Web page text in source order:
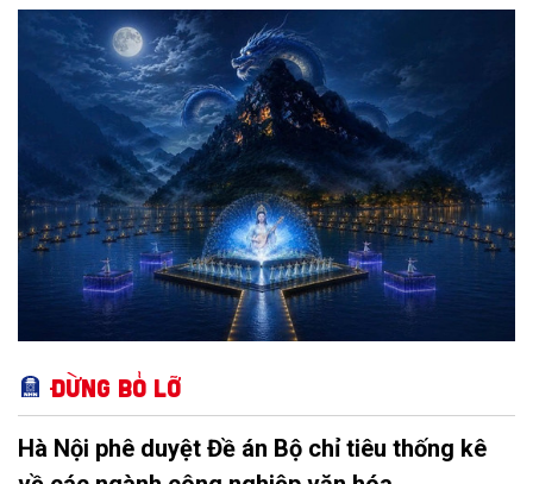
với định hướng kết nối thiên nhiên, văn hóa, di sản, nghệ thuật
và công nghệ để tạo nên một trải nghiệm mới cho du khách.
Đừng bỏ lỡ
Hà Nội phê duyệt Đề án Bộ chỉ tiêu thống kê